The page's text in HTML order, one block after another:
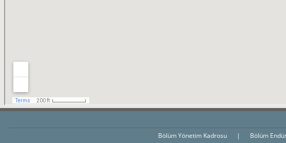
Bölüm Yönetim Kadrosu
| Bölüm